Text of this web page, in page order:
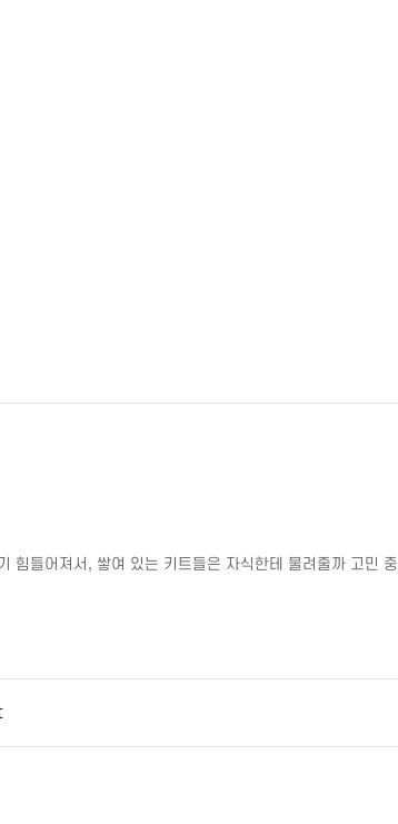
힘들어져서 , 쌓여 있는 키트들은 자식한테 물려줄까 고민 중